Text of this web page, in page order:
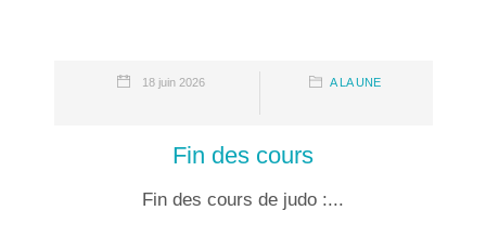
18 juin 2026 A LA UNE
Fin des cours
Fin des cours de judo :...